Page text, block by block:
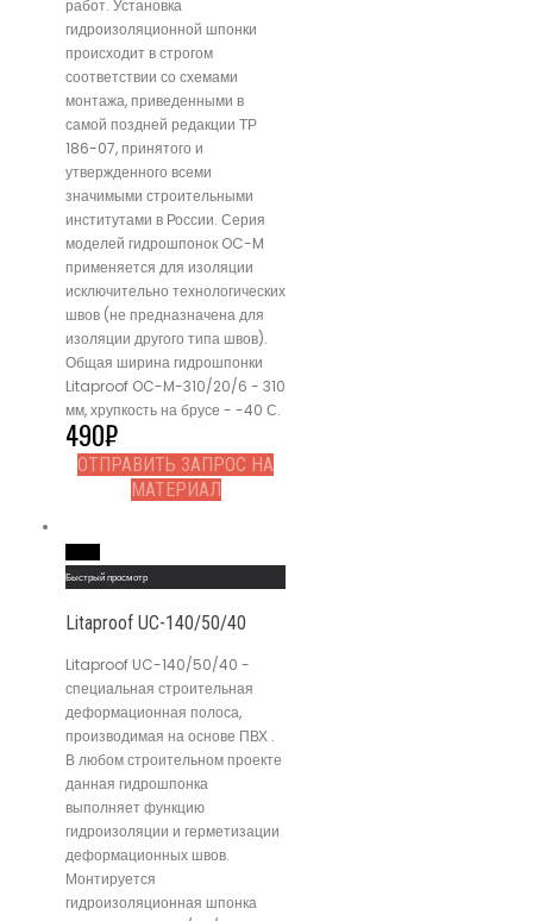
работ. Установка
гидроизоляционной шпонки
происходит в строгом
соответствии со схемами
монтажа, приведенными в
самой поздней редакции ТР
186-07, принятого и
утвержденного всеми
значимыми строительными
институтами в России. Серия
моделей гидрошпонок OC-M
применяется для изоляции
исключительно технологических
швов (не предназначена для
изоляции другого типа швов).
Общая ширина гидрошпонки
Litaproof OC-M-310/20/6 - 310
мм, хрупкость на брусе - -40 С.
490₽
ОТПРАВИТЬ ЗАПРОС НА
МАТЕРИАЛ
Быстрый просмотр
Litaproof UC-140/50/40
Litaproof UC-140/50/40 -
специальная строительная
деформационная полоса,
производимая на основе ПВХ .
В любом строительном проекте
данная гидрошпонка
выполняет функцию
гидроизоляции и герметизации
деформационных швов.
Монтируется
гидроизоляционная шпонка